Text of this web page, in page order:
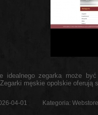
idealnego zegarka może
męskie opolskie
04-01 Kategoria: